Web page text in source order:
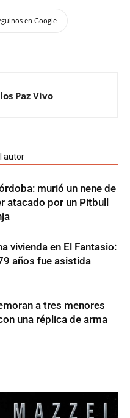
en Google
Paz Vivo
autor
murió un nene de
atacado por un Pitbull
vivienda en El Fantasio:
años fue asistida
a tres menores
una réplica de arma